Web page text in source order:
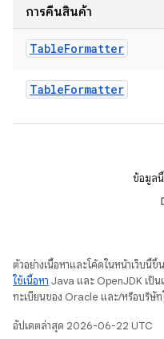
การคืนสินค้า
TableFormatter
TableFormatter
ข้อมูล
ตัวอย่างเนื้อหาและโค้ดในหน้าเว็บนี้
ใช้เนื้อหา Java และ OpenJDK เป็น
ทะเบียนของ Oracle และ/หรือบริษัท
อัปเดตล่าสุด 2026-06-22 UTC